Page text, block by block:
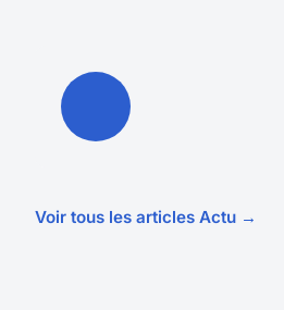
Voir tous les articles Actu →